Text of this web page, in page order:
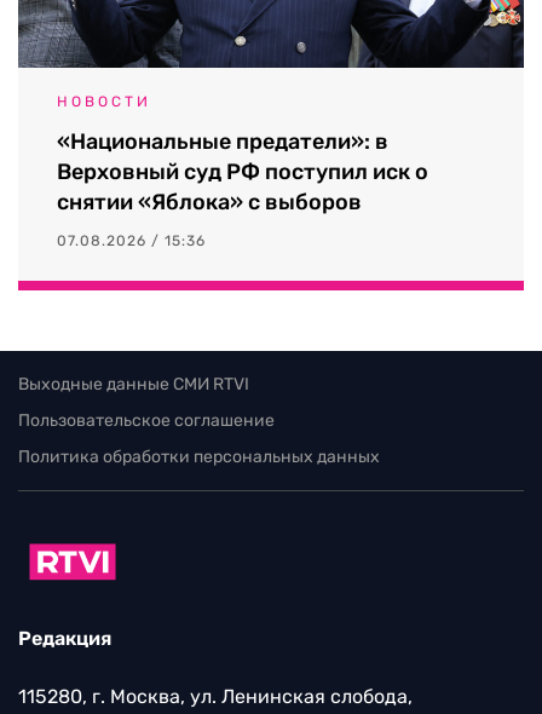
НОВОСТИ
«Национальные предатели»: в
Верховный суд РФ поступил иск о
снятии «Яблока» с выборов
07.08.2026 / 15:36
Выходные данные СМИ RTVI
Пользовательское соглашение
Политика обработки персональных данных
Редакция
115280, г. Москва, ул. Ленинская слобода,